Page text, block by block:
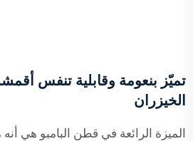
تميّز بنعومة وقابلية تنفس
الخيزران
الميزة الرائعة في قطن البامبو هي